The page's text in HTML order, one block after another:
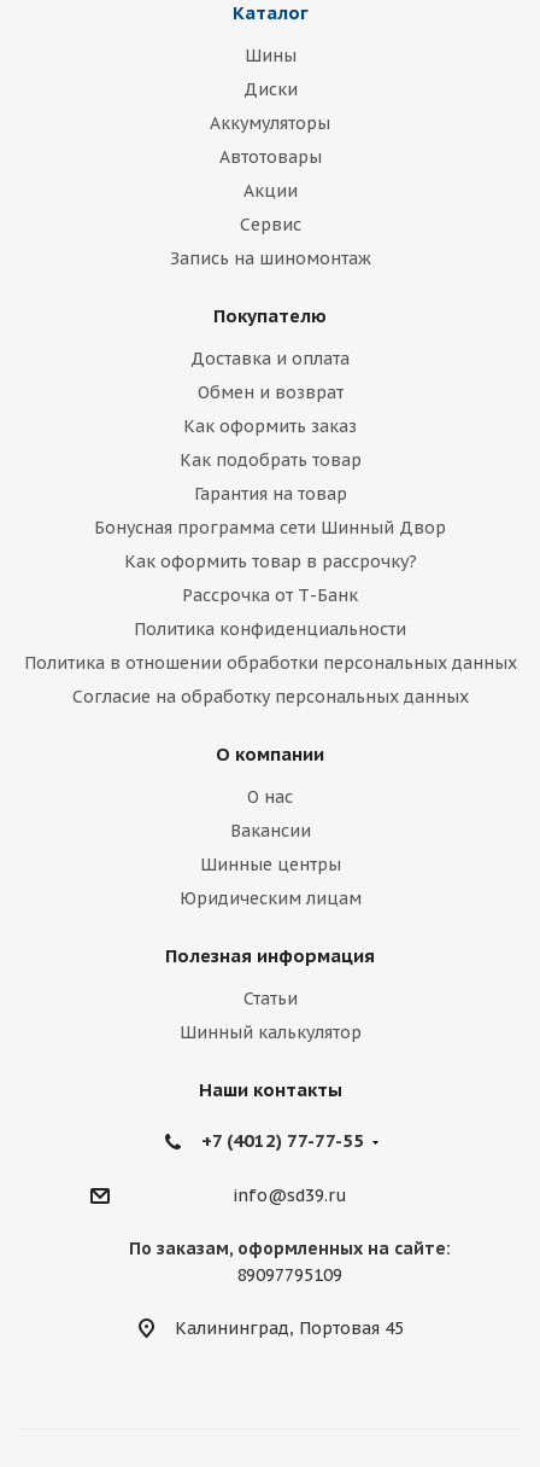
Каталог
Шины
Диски
Аккумуляторы
Автотовары
Акции
Сервис
Запись на шиномонтаж
Покупателю
Доставка и оплата
Обмен и возврат
Как оформить заказ
Как подобрать товар
Гарантия на товар
Бонусная программа сети Шинный Двор
Как оформить товар в рассрочку?
Рассрочка от Т-Банк
Политика конфиденциальности
Политика в отношении обработки персональных данных
Согласие на обработку персональных данных
О компании
О нас
Вакансии
Шинные центры
Юридическим лицам
Полезная информация
Статьи
Шинный калькулятор
Наши контакты
+7 (4012) 77-77-55
info@sd39.ru
По заказам, оформленных на сайте:
89097795109
Калининград, Портовая 45